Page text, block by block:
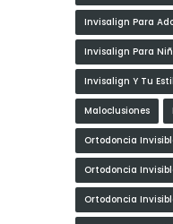
Invisalign Para
Invisalign Para
Invisalign Y Tu
Maloclusiones
Ortodoncia
Ortodoncia
Ortodoncia